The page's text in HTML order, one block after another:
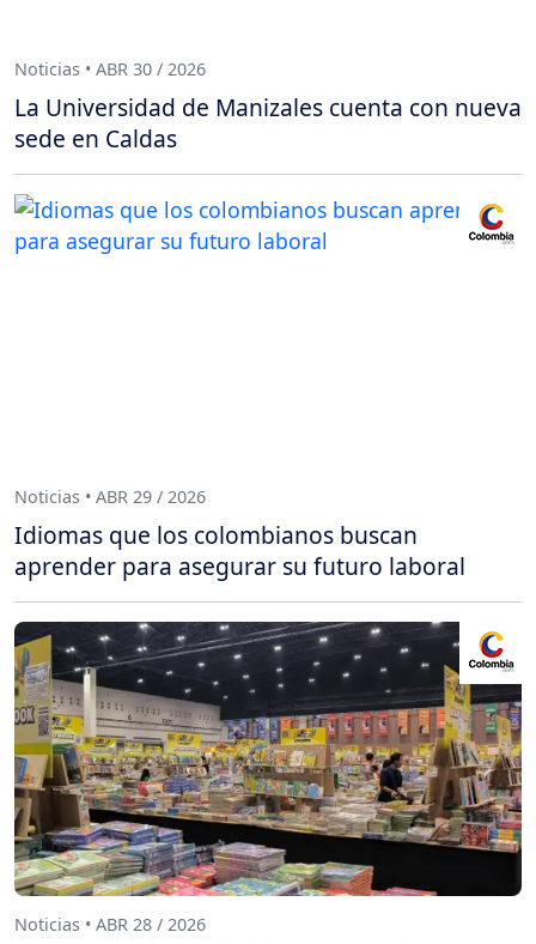
Noticias • ABR 30 / 2026
La Universidad de Manizales cuenta con nueva
sede en Caldas
Noticias • ABR 29 / 2026
Idiomas que los colombianos buscan
aprender para asegurar su futuro laboral
Noticias • ABR 28 / 2026